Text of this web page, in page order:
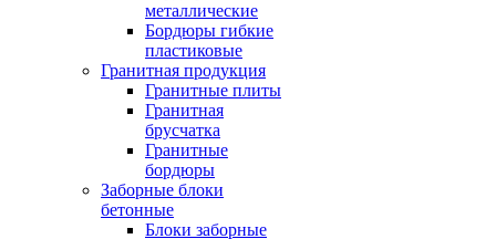
металлические
Бордюры гибкие
пластиковые
Гранитная продукция
Гранитные плиты
Гранитная
брусчатка
Гранитные
бордюры
Заборные блоки
бетонные
Блоки заборные